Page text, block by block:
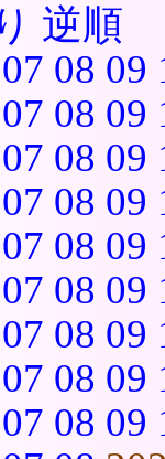
逆順
07 08 09
07 08 09
07 08 09
07 08 09
07 08 09
07 08 09
07 08 09
07 08 09
07 08 09